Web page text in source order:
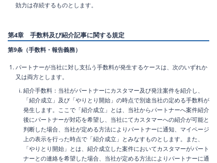
効力は存続するものとします。
第4章 手数料及び紹介記事に関する規定
第9条（手数料・報告義務）
パートナーが当社に対し支払う手数料が発生するケースは、次のいずれか
又は両方とします。
紹介手数料：当社がパートナーにカスタマー及び発注案件を紹介し、
「紹介成立」及び「やりとり開始」の時点で別途当社の定める手数料が
発生します。ここで「紹介成立」とは、当社からパートナーへ案件紹介
後にパートナーが対応を希望し、当社にてカスタマーへの紹介が可能と
判断した場合、当社が定める方法によりパートナーに通知、マイページ
上の表示を行った時点で「紹介成立」とみなすものとします。また、
「やりとり開始」とは、紹介成立した案件においてカスタマーがパート
ナーとの連絡を希望した場合、当社が定める方法によりパートナーに通